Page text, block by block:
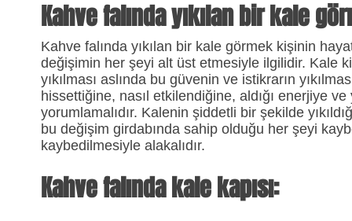
Kahve falında yıkılan bir kale
Kahve falında yıkılan bir kale görmek kişinin
değişimin her şeyi alt üst etmesiyle ilgilidir. Kale
yıkılması aslında bu güvenin ve istikrarın
hissettiğine, nasıl etkilendiğine, aldığı enerjiye
yorumlamalıdır. Kalenin şiddetli bir şekilde
bu değişim girdabında sahip olduğu her şeyi
kaybedilmesiyle alakalıdır.​
Kahve falında kale kapısı: